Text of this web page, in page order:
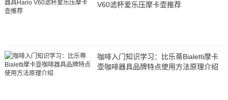
V60滤杯爱乐压摩卡壶推荐
咖啡入门知识学习：比乐蒂Bialetti摩卡
壶咖啡器具品牌特点使用方法原理介绍